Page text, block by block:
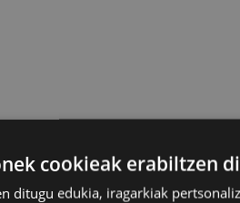
cookieak erabiltzen
ditugu edukia, iragarkiak